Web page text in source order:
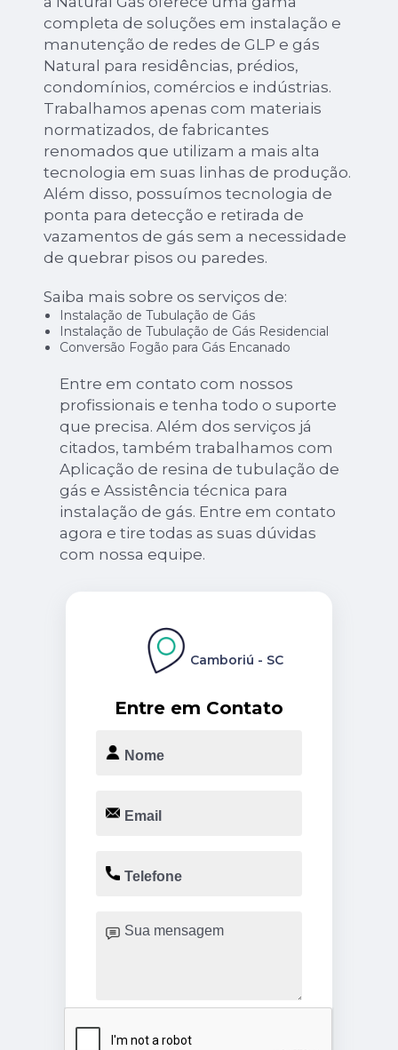
completa de soluções em instalação e
manutenção de redes de GLP e gás
Natural para residências, prédios,
condomínios, comércios e indústrias.
Trabalhamos apenas com materiais
normatizados, de fabricantes
renomados que utilizam a mais alta
tecnologia em suas linhas de produção.
Além disso, possuímos tecnologia de
ponta para detecção e retirada de
vazamentos de gás sem a necessidade
de quebrar pisos ou paredes.
Saiba mais sobre os serviços de:
Instalação de Tubulação de Gás
Instalação de Tubulação de Gás Residencial
Conversão Fogão para Gás Encanado
Entre em contato com nossos
profissionais e tenha todo o suporte
que precisa. Além dos serviços já
citados, também trabalhamos com
Aplicação de resina de tubulação de
gás e Assistência técnica para
instalação de gás. Entre em contato
agora e tire todas as suas dúvidas
com nossa equipe.
Entre em Contato
Camboriú - SC